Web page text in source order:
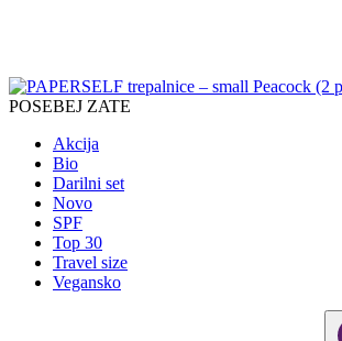
POSEBEJ ZATE
Akcija
Bio
Darilni set
Novo
SPF
Top 30
Travel size
Vegansko